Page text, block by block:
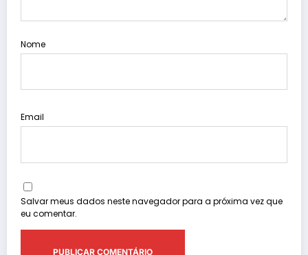
Nome
Email
Salvar meus dados neste navegador para a próxima vez que
eu comentar.